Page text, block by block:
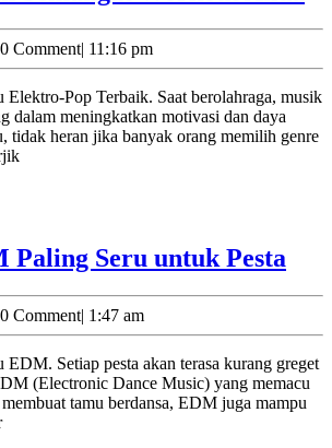
0 Comment| 11:16 pm
dalam meningkatkan motivasi dan daya
tidak heran jika banyak orang memilih genre
Paling Seru untuk Pesta
0 Comment| 1:47 am
(Electronic Dance Music) yang memacu
tamu berdansa, EDM juga mampu